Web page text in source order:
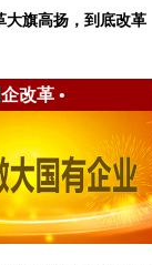
大旗高扬，到底改革
改革•